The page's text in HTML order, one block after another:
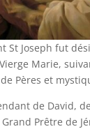
St Joseph fut
Marie,
Pères et
de David,
Prêtre de